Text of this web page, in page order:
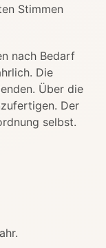
Stimmen
nach Bedarf
Die
Über die
Der
selbst.